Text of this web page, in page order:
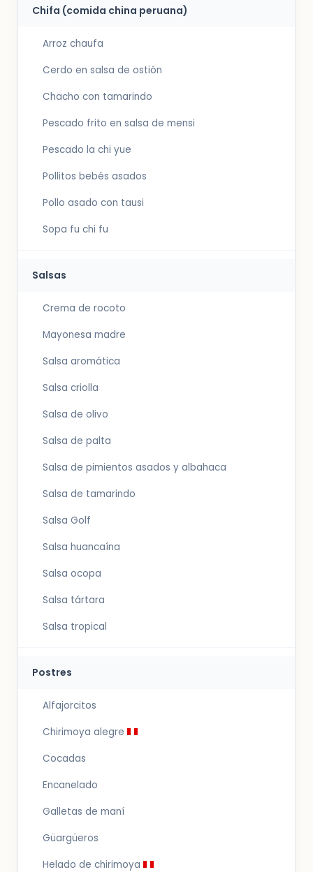
Chifa (comida china peruana)
Arroz chaufa
Cerdo en salsa de ostión
Chacho con tamarindo
Pescado frito en salsa de mensi
Pescado la chi yue
Pollitos bebés asados
Pollo asado con tausi
Sopa fu chi fu
Salsas
Crema de rocoto
Mayonesa madre
Salsa aromática
Salsa criolla
Salsa de olivo
Salsa de palta
Salsa de pimientos asados y albahaca
Salsa de tamarindo
Salsa Golf
Salsa huancaína
Salsa ocopa
Salsa tártara
Salsa tropical
Postres
Alfajorcitos
Chirimoya alegre
Cocadas
Encanelado
Galletas de maní
Güargüeros
Helado de chirimoya